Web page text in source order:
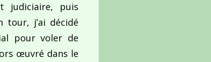
judiciaire, puis
tour, j’ai décidé
pour voler de
œuvré dans le